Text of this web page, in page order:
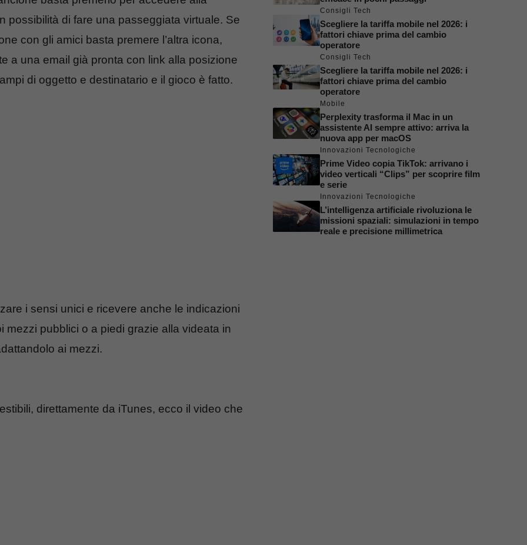
possibilità di fare una passeggiata virtuale. Se
con gli amici basta premere l’altra icona,
a una email già pronta con link alla posizione
di oggetto e destinatario e il gioco è fatto.
i sensi unici e ricevere anche le indicazioni
pubblici o a piedi grazie alla videata in
ai mezzi.
direttamente da iTunes, ecco il video che
Consigli Tech
Scegliere la tariffa mobile nel 2026: i
fattori chiave prima del cambio
operatore
Consigli Tech
Scegliere la tariffa mobile nel 2026: i
fattori chiave prima del cambio
operatore
Mobile
Perplexity trasforma il Mac in un
assistente AI sempre attivo: arriva la
nuova app per macOS
Innovazioni Tecnologiche
Prime Video copia TikTok: arrivano i
video verticali “Clips” per scoprire film
e serie
Innovazioni Tecnologiche
L’intelligenza artificiale rivoluziona le
missioni spaziali: simulazioni in tempo
reale e precisione millimetrica